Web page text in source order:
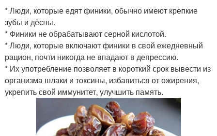
* Люди, которые едят финики, обычно имеют крепкие
зубы и дёсны.
* Финики не обрабатывают серной кислотой.
* Люди, которые включают финики в свой ежедневный
рацион, почти никогда не впадают в депрессию.
* Их употребление позволяет в короткий срок вывести из
организма шлаки и токсины, избавиться от ожирения,
укрепить свой иммунитет, улучшить память.